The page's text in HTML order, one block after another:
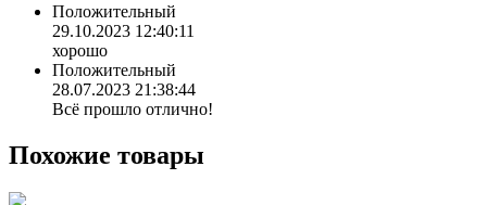
Положительный
29.10.2023 12:40:11
хорошо
Положительный
28.07.2023 21:38:44
Всё прошло отлично!
Похожие товары